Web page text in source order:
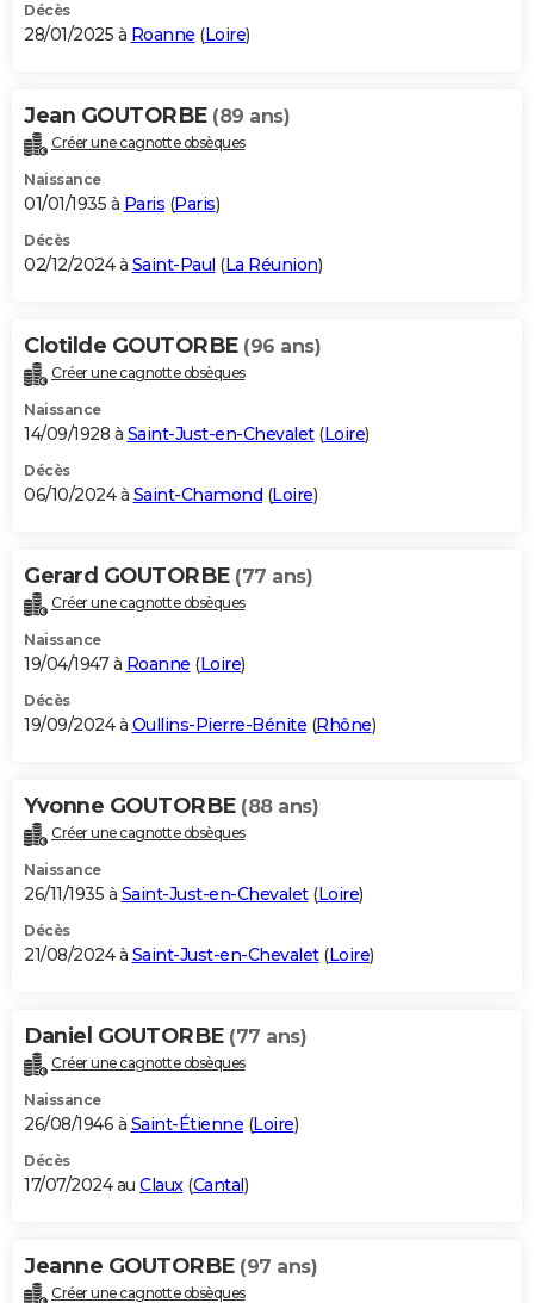
Décès
28/01/2025 à Roanne (Loire)
Jean GOUTORBE (89 ans)
Créer une cagnotte obsèques
Naissance
01/01/1935 à Paris (Paris)
Décès
02/12/2024 à Saint-Paul (La Réunion)
Clotilde GOUTORBE (96 ans)
Créer une cagnotte obsèques
Naissance
14/09/1928 à Saint-Just-en-Chevalet(Loire)
Décès
06/10/2024 à Saint-Chamond (Loire)
Gerard GOUTORBE (77 ans)
Créer une cagnotte obsèques
Naissance
19/04/1947 à Roanne (Loire)
Décès
19/09/2024 à Oullins-Pierre-Bénite (Rhône)
Yvonne GOUTORBE (88 ans)
Créer une cagnotte obsèques
Naissance
26/11/1935 à Saint-Just-en-Chevalet(Loire)
Décès
21/08/2024 à Saint-Just-en-Chevalet(Loire)
Daniel GOUTORBE (77 ans)
Créer une cagnotte obsèques
Naissance
26/08/1946 à Saint-Étienne (Loire)
Décès
17/07/2024 au Claux(Cantal)
Jeanne GOUTORBE (97 ans)
Créer une cagnotte obsèques